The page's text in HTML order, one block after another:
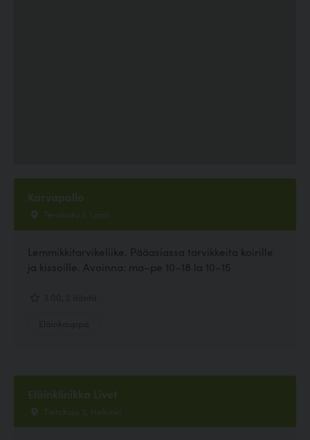
Karvapallo
Teräkatu 3, Lahti
Lemmikkitarvikeliike. Pääasiassa tarvikkeita koirille
ja kissoille. Avoinna: ma–pe 10–18 la 10–15
Eläinklinikka Livet
Tietokuja 2, Helsinki